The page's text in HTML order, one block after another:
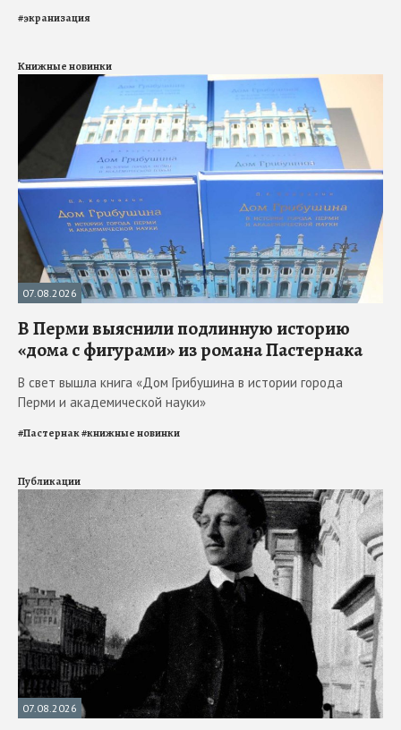
#экранизация
Книжные новинки
07.08.2026
В Перми выяснили подлинную историю
«дома с фигурами» из романа Пастернака
В свет вышла книга «Дом Грибушина в истории города
Перми и академической науки»
#Пастернак#книжные новинки
Публикации
07.08.2026